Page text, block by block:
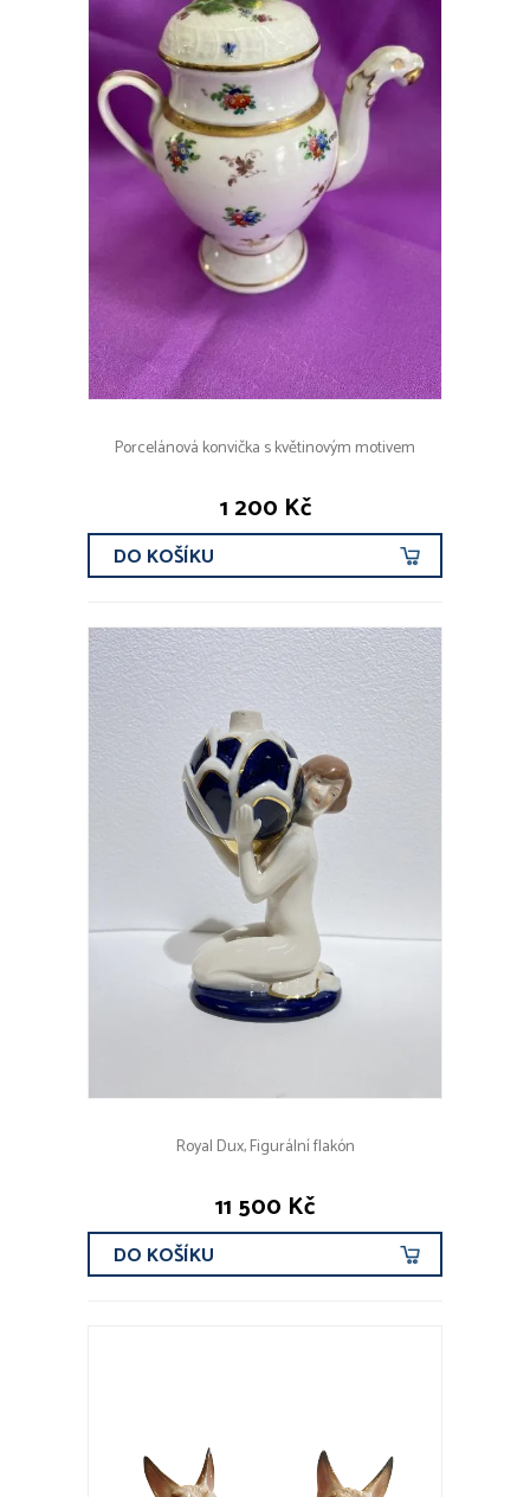
Porcelánová konvička s květinovým motivem
1 200 Kč
DO KOŠÍKU
Royal Dux, Figurální flakón
11 500 Kč
DO KOŠÍKU